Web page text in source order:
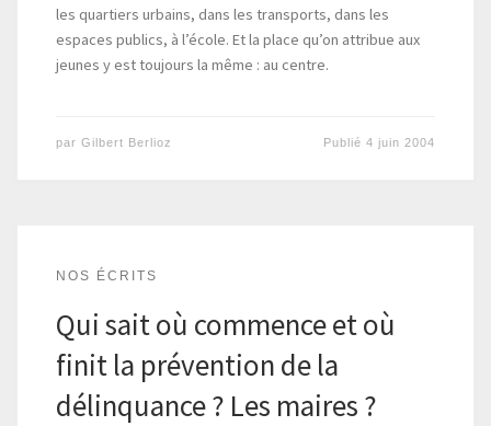
les quartiers urbains, dans les transports, dans les
espaces publics, à l’école. Et la place qu’on attribue aux
jeunes y est toujours la même : au centre.
par Gilbert Berlioz Publié4 juin 2004
NOS ÉCRITS
Qui sait où commence et où
finit la prévention de la
délinquance ? Les maires ?